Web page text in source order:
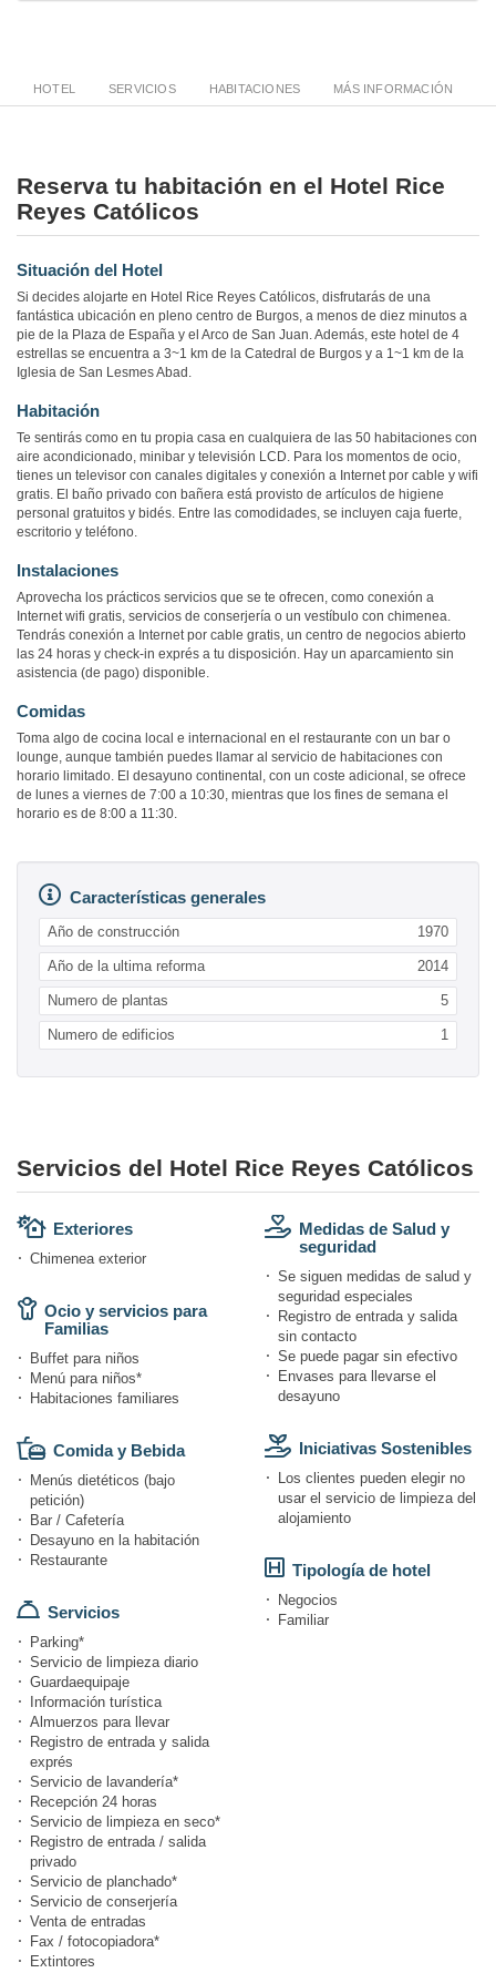
HOTEL SERVICIOS HABITACIONES MÁS INFORMACIÓN
Reserva tu habitación en el Hotel Rice
Reyes Católicos
Situación del Hotel
Si decides alojarte en Hotel Rice Reyes Católicos, disfrutarás de una
fantástica ubicación en pleno centro de Burgos, a menos de diez minutos a
pie de la Plaza de España y el Arco de San Juan. Además, este hotel de 4
estrellas se encuentra a 3~1 km de la Catedral de Burgos y a 1~1 km de la
Iglesia de San Lesmes Abad.
Habitación
Te sentirás como en tu propia casa en cualquiera de las 50 habitaciones con
aire acondicionado, minibar y televisión LCD. Para los momentos de ocio,
tienes un televisor con canales digitales y conexión a Internet por cable y wifi
gratis. El baño privado con bañera está provisto de artículos de higiene
personal gratuitos y bidés. Entre las comodidades, se incluyen caja fuerte,
escritorio y teléfono.
Instalaciones
Aprovecha los prácticos servicios que se te ofrecen, como conexión a
Internet wifi gratis, servicios de conserjería o un vestíbulo con chimenea.
Tendrás conexión a Internet por cable gratis, un centro de negocios abierto
las 24 horas y check-in exprés a tu disposición. Hay un aparcamiento sin
asistencia (de pago) disponible.
Comidas
Toma algo de cocina local e internacional en el restaurante con un bar o
lounge, aunque también puedes llamar al servicio de habitaciones con
horario limitado. El desayuno continental, con un coste adicional, se ofrece
de lunes a viernes de 7:00 a 10:30, mientras que los fines de semana el
horario es de 8:00 a 11:30.
Características generales
Año de construcción 1970
Año de la ultima reforma 2014
Numero de plantas 5
Numero de edificios 1
Servicios del Hotel Rice Reyes Católicos
Exteriores
Chimenea exterior
Ocio y servicios para
Familias
Buffet para niños
Menú para niños*
Habitaciones familiares
Comida y Bebida
Menús dietéticos (bajo
petición)
Bar / Cafetería
Desayuno en la habitación
Restaurante
Servicios
Parking*
Servicio de limpieza diario
Guardaequipaje
Información turística
Almuerzos para llevar
Registro de entrada y salida
exprés
Servicio de lavandería*
Recepción 24 horas
Servicio de limpieza en seco*
Registro de entrada / salida
privado
Servicio de planchado*
Servicio de conserjería
Venta de entradas
Fax / fotocopiadora*
Extintores
Medidas de Salud y
seguridad
Se siguen medidas de salud y
seguridad especiales
Registro de entrada y salida
sin contacto
Se puede pagar sin efectivo
Envases para llevarse el
desayuno
Iniciativas Sostenibles
Los clientes pueden elegir no
usar el servicio de limpieza del
alojamiento
Tipología de hotel
Negocios
Familiar